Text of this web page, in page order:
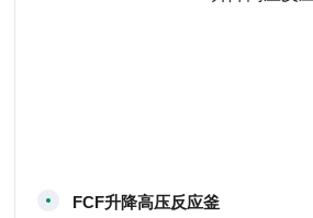
FCF升降高压反应釜